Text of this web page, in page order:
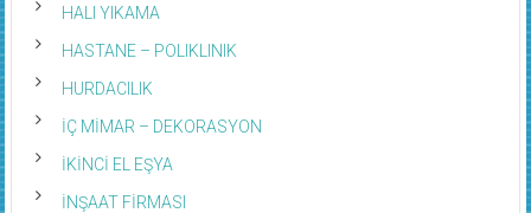
HALI YIKAMA
HASTANE – POLIKLINIK
HURDACILIK
İÇ MİMAR – DEKORASYON
İKİNCİ EL EŞYA
İNŞAAT FİRMASI